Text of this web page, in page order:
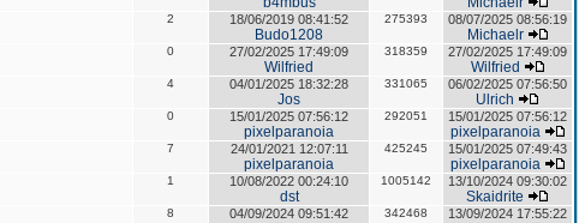
2 18/06/2019 08:41:52
Budo1208
275393 08/07/2025 08:56:19
Michaelr
0 27/02/2025 17:49:09
Wilfried
318359 27/02/2025 17:49:09
Wilfried
4 04/01/2025 18:32:28
Jos
331065 06/02/2025 07:56:50
Ulrich
0 15/01/2025 07:56:12
pixelparanoia
292051 15/01/2025 07:56:12
pixelparanoia
7 24/01/2021 12:07:11
pixelparanoia
425245 15/01/2025 07:49:43
pixelparanoia
1 10/08/2022 00:24:10
dst
1005142 13/10/2024 09:30:02
Skaidrite
8 04/09/2024 09:51:42 342468 13/09/2024 17:55:22